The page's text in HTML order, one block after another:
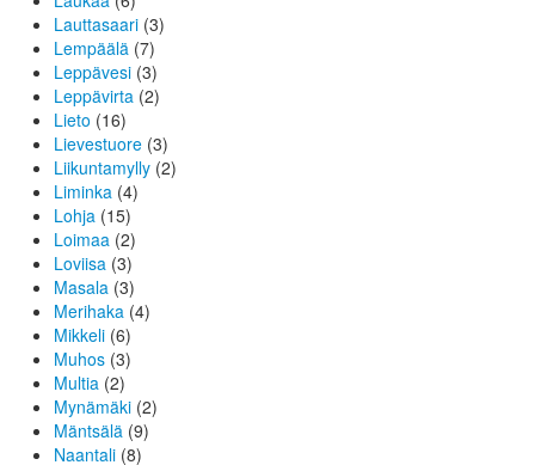
Lauttasaari (3)
Lempäälä (7)
Leppävesi (3)
Leppävirta (2)
Lieto (16)
Lievestuore (3)
Liikuntamylly (2)
Liminka (4)
Lohja (15)
Loimaa (2)
Loviisa (3)
Masala (3)
Merihaka (4)
Mikkeli (6)
Muhos (3)
Multia (2)
Mynämäki (2)
Mäntsälä (9)
Naantali (8)